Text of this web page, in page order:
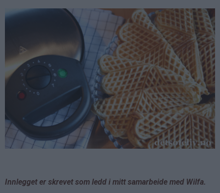
Innlegget er skrevet som ledd i mitt samarbeide med Wilfa.